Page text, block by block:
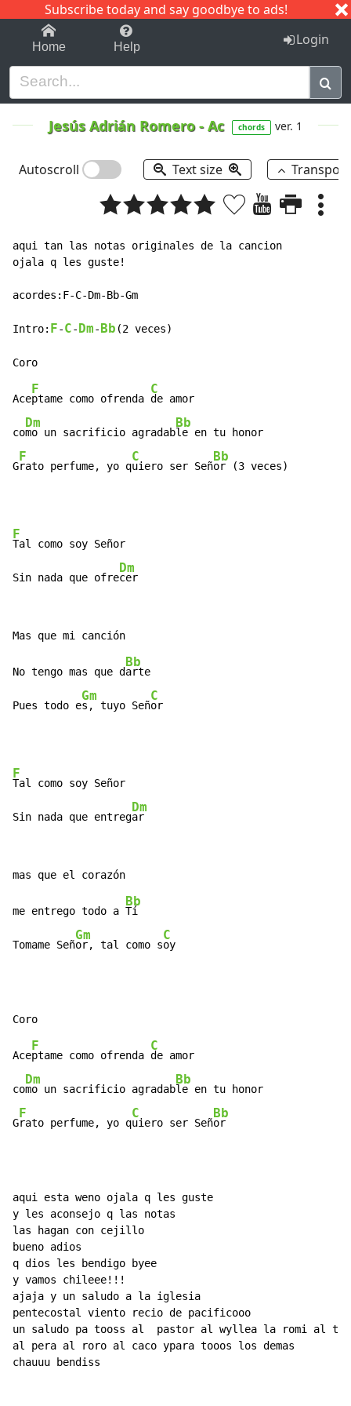
Subscribe today and say goodbye to ads!
1-9 C I J
Home Help Login
Jesús Adrián Romero-Ac chords ver. 1
Autoscroll Text size
aqui tan las notas originales de la cancion
ojala q les guste!
acordes:F-C-Dm-Bb-Gm
Intro: F-C- Dm- Bb (2 veces)
Ace
F
ptame como ofrenda
C
de amor
co
Dm
mo un sacrificio agradab
Bb
le en tu honor
G
F
rato perfume, yo q
C
uiero ser Señ
Bb
or (3 veces)
F
Tal como soy Señor
Sin nada que ofre
Dm
cer
No tengo mas que d
Bb
arte
Pues todo e
Gm
s, tuyo Señ
C
or
F
Tal como soy Señor
Sin nada que entreg
Dm
ar
me entrego todo a
Bb
Tí
Tomame Señ
Gm
or, tal como s
C
oy
Ace
F
ptame como ofrenda
C
de amor
co
Dm
mo un sacrificio agradab
Bb
le en tu honor
G
F
rato perfume, yo q
C
uiero ser Señ
Bb
or
aqui esta weno ojala q les guste
y les aconsejo q las notas
las hagan con cejillo
bueno adios
q dios les bendigo byee
y vamos chileee!!!
ajaja y un saludo a la iglesia
pentecostal viento recio de pacificooo
un saludo pa tooss al  pastor al wyllea la romi al
al pera al roro al caco ypara tooos los demas
chauuu bendiss